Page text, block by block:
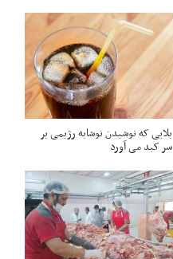
بلایی که نوشیدن نوشابه رژیمی بر
سر کبد می آورد